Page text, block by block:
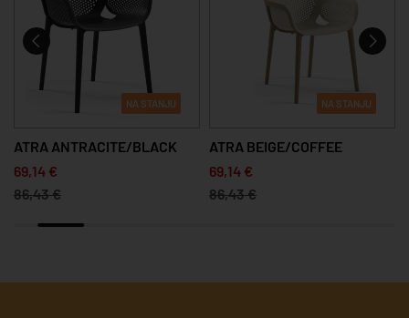
NA STANJU
ATRA ANTRACITE/BLACK
69,14 €
86,43 €
NA STANJU
ATRA BEIGE/COFFEE
69,14 €
86,43 €